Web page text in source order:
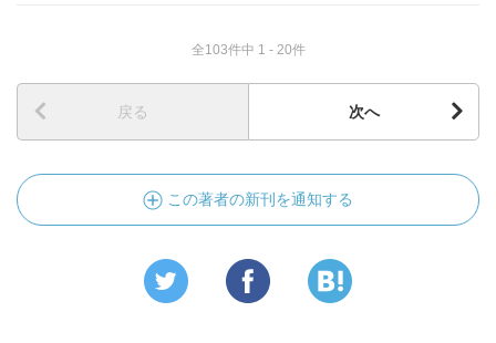
全103件中 1 - 20件
戻る 次へ
この著者の新刊を通知する